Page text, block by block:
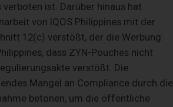
ist. Darüber hinaus hat
von IQOS Philippines mit der
12(c) verstößt, der die Werbung
dass ZYN-Pouches nicht
verstößt. Die
Mangel an Compliance durch die
betonen, um die öffentliche